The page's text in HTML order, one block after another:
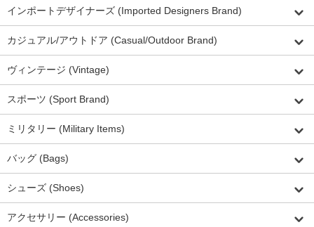
インポートデザイナーズ (Imported Designers Brand)
カジュアル/アウトドア (Casual/Outdoor Brand)
ヴィンテージ (Vintage)
スポーツ (Sport Brand)
ミリタリー (Military Items)
バッグ (Bags)
シューズ (Shoes)
アクセサリー (Accessories)